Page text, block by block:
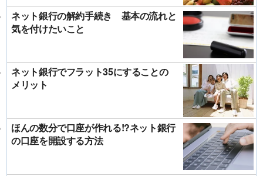
ネット銀行の解約手続き 基本の流れと
気を付けたいこと
ネット銀行でフラット35にすることの
メリット
ほんの数分で口座が作れる!?ネット銀行
の口座を開設する方法